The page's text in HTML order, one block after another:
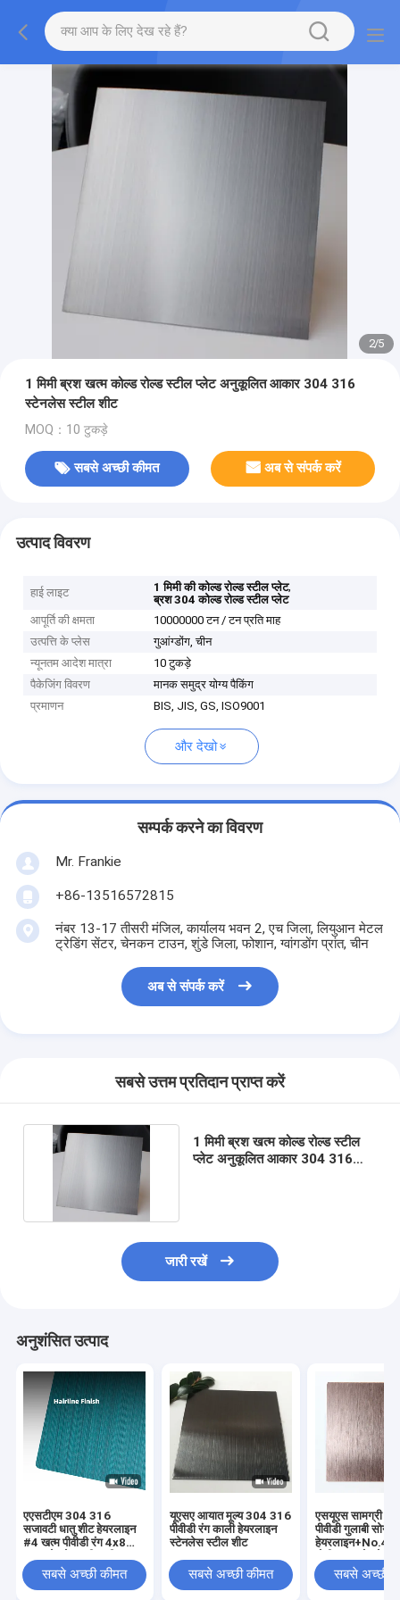
2/5
1 मिमी ब्रश खत्म कोल्ड रोल्ड स्टील प्लेट अनुकूलित आकार 304 316
स्टेनलेस स्टील शीट
MOQ：10 टुकड़े
सबसे अच्छी कीमत अब से संपर्क करें
उत्पाद विवरण
हाई लाइट 1 मिमी की कोल्ड रोल्ड स्टील प्लेट,
ब्रश 304 कोल्ड रोल्ड स्टील प्लेट
आपूर्ति की क्षमता
10000000 टन / टन प्रति माह
उत्पत्ति के प्लेस
गुआंग्डोंग, चीन
न्यूनतम आदेश मात्रा
10 टुकड़े
पैकेजिंग विवरण
मानक समुद्र योग्य पैकिंग
प्रमाणन
BIS, JIS, GS, ISO9001
और देखो
सम्पर्क करने का विवरण
Mr. Frankie
+86-13516572815
नंबर 13-17 तीसरी मंजिल, कार्यालय भवन 2, एच जिला, लियुआन मेटल
ट्रेडिंग सेंटर, चेनकन टाउन, शुंडे जिला, फोशान, ग्वांगडोंग प्रांत, चीन
अब से संपर्क करें
सबसे उत्तम प्रतिदान प्राप्त करें
1 मिमी ब्रश खत्म कोल्ड रोल्ड स्टील
प्लेट अनुकूलित आकार 304 316
जारी रखें
अनुशंसित उत्पाद
एएसटीएम 304 316
सजावटी धातु शीट हेयरलाइन
#4 खत्म पीवीडी रंग 4x8
सबसे अच्छी कीमत
यूएसए आयात मूल्य 304 316
पीवीडी रंग काली हेयरलाइन
स्टेनलेस स्टील शीट
सबसे अच्छी कीमत
एसयूएस सामग्री
पीवीडी गुलाबी सोने
हेयरलाइन+No.4
बनावटसबसे अच्छी